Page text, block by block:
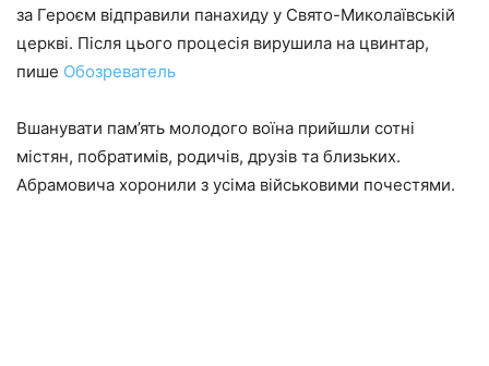
за Героєм відправили панахиду у Свято-Миколаївській
церкві. Після цього процесія вирушила на цвинтар,
пише Обозреватель
Вшанувати пам’ять молодого воїна прийшли сотні
містян, побратимів, родичів, друзів та близьких.
Абрамовича хоронили з усіма військовими почестями.